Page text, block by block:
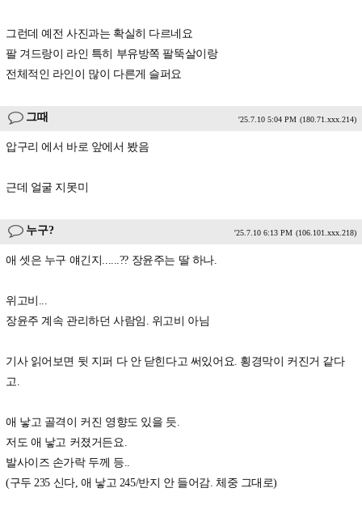
그런데 예전 사진과는 확실히 다르네요
팔 겨드랑이 라인 특히 부유방쪽 팔뚝살이랑
전체적인 라인이 많이 다른게 슬퍼요
그때 '25.7.10 5:04 PM (180.71.xxx.214)
압구리 에서 바로 앞에서 봤음
근데 얼굴 지못미
누구? '25.7.10 6:13 PM (106.101.xxx.218)
애 셋은 누구 얘긴지......?? 장윤주는 딸 하나.
위고비...
장윤주 계속 관리하던 사람임. 위고비 아님
기사 읽어보면 뒷 지퍼 다 안 닫힌다고 써있어요. 횡경막이 커진거 같다
고.
애 낳고 골격이 커진 영향도 있을 듯.
저도 애 낳고 커졌거든요.
발사이즈 손가락 두께 등..
(구두 235 신다, 애 낳고 245/반지 안 들어감. 체중 그대로)